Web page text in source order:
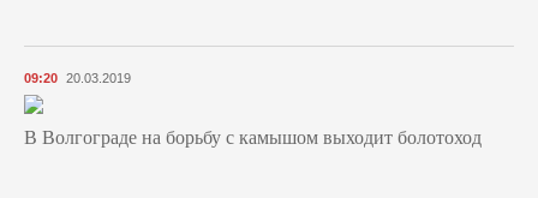
09:20 20.03.2019
В Волгограде на борьбу с камышом выходит болотоход